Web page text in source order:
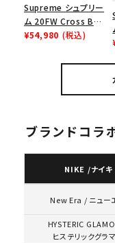
Supreme シュプリー
ム 20FW Cross Box
Logo Tee クロスボ
¥54,980 (税込)
ブランドコラ
NIKE /ナイキ
New Era / ニュー
HYSTERIC
ヒステリックグラ